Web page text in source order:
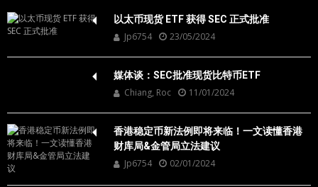
以太币现货 ETF 获得 SEC 正式批准
Jp6754 23/05/2024
媒体谈：SEC批准现货比特币ETF
Chiang, Roc 11/01/2024
香港稳定币新法例即将来临！一文读懂香港
财库局&金管局立法建议
Jp6754 02/01/2024